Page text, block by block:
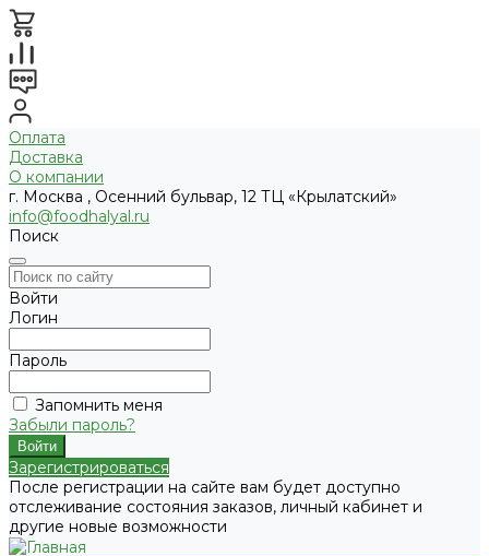
Оплата
Доставка
О компании
г. Москва , Осенний бульвар, 12 ТЦ «Крылатский»
info@foodhalyal.ru
Поиск
Войти
Логин
Пароль
Запомнить меня
Забыли пароль?
Зарегистрироваться
После регистрации на сайте вам будет доступно
отслеживание состояния заказов, личный кабинет и
другие новые возможности